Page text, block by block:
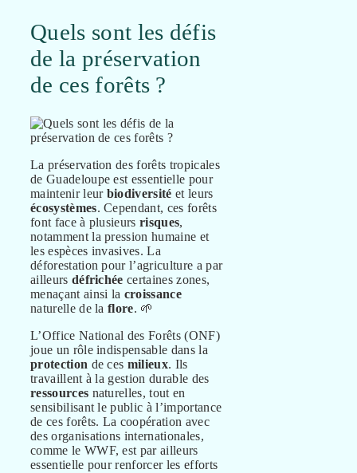
Quels sont les défis
de la préservation
de ces forêts ?
La préservation des forêts tropicales
de Guadeloupe est essentielle pour
maintenir leur biodiversité et leurs
écosystèmes. Cependant, ces forêts
font face à plusieursrisques,
notamment la pression humaine et
les espèces invasives. La
déforestation pour l’agriculture a par
ailleurs défrichée certaines zones,
menaçant ainsi la croissance
naturelle de laflore. 🌱
L’Office National des Forêts (ONF)
joue un rôle indispensable dans la
protection de ces milieux. Ils
travaillent à la gestion durable des
ressources naturelles, tout en
sensibilisant le public à l’importance
de ces forêts. La coopération avec
des organisations internationales,
comme le WWF, est par ailleurs
essentielle pour renforcer les efforts